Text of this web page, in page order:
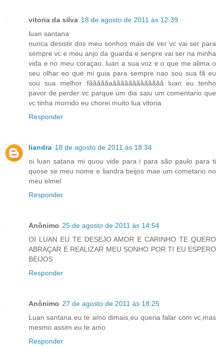
vitoria da silva 18 de agosto de 2011 às 12:39
luan santana
nunca desistir dos meu sonhos mais de ver vc vai ser para
sempre vc e meu anjo da guarda e senpre vai ser na minha
vida e no meu coraçao. luan a sua voz e o que me alima o
seu olhar eo que mi guia para sempre nao sou sua fã eu
sou sua melhor fãããããaããããããããããããã luan eu tenho
pavor de perder vc parque um dia saiu um comentario que
vc tinha morrido eu chorei muito lua vitoria.
Responder
liandra 18 de agosto de 2011 às 18:34
oi luan satana mi quou vide para i para são paulo para ti
quose se meu nome e liandra beijos mae um cometario no
meu elmel
Responder
Anônimo 25 de agosto de 2011 às 14:54
OI LUAN EU TE DESEJO AMOR E CARINHO TE QUERO
ABRAÇAR E REALIZAR MEU SONHO POR TI EU ESPERO
BEIJOS
Responder
Anônimo 27 de agosto de 2011 às 18:25
Luan santana eu te amo dimais,eu queria falar com vc,mas
mesmo assim eu te amo
Responder